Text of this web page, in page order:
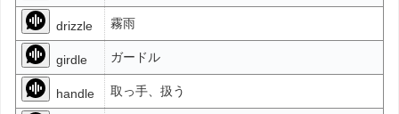
drizzle 霧雨
girdle ガードル
handle 取っ手、扱う